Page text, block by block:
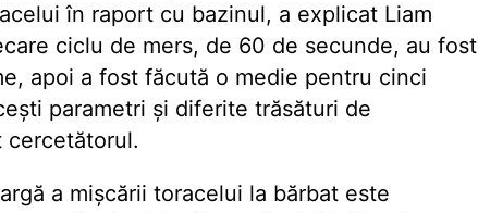
în raport cu bazinul, a explicat Liam
ciclu de mers, de 60 de secunde, au fost
apoi a fost făcută o medie pentru cinci
parametri și diferite trăsături de
cercetătorul.
a mișcării toracelui la bărbat este